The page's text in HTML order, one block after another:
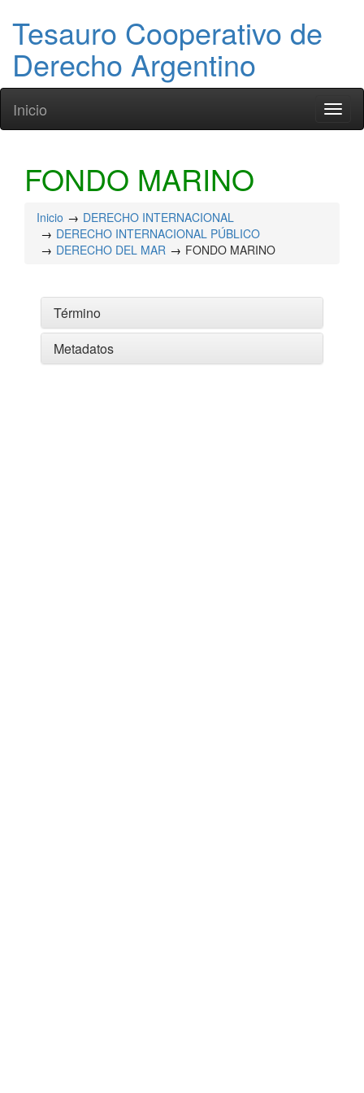
Tesauro Cooperativo de
Derecho Argentino
Inicio
FONDO MARINO
Inicio
DERECHO INTERNACIONAL
DERECHO INTERNACIONAL PÚBLICO
DERECHO DEL MAR
FONDO MARINO
Término
Metadatos